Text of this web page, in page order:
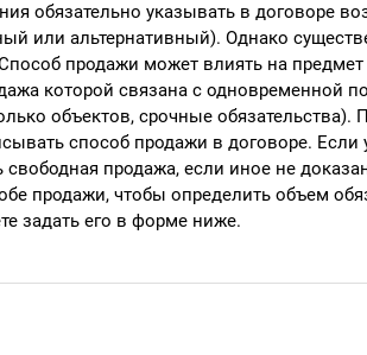
обязательно указывать в договоре
или альтернативный). Однако
продажи может влиять на
которой связана с одновременной
объектов, срочные обязательства).
способ продажи в договоре. Если
продажа, если иное не
продажи, чтобы определить объем
задать его в форме ниже.